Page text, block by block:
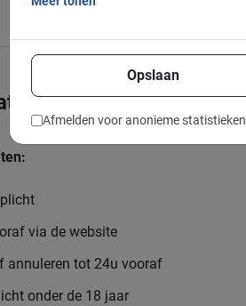
Opslaan
Afmelden voor anonieme statistieken
via de website
annuleren tot 24u vooraf
onder de 18 jaar